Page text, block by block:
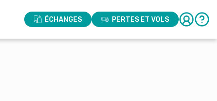
ÉCHANGES PERTES ET VOLS